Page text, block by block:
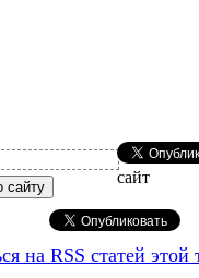
сайт
на RSS статей этой